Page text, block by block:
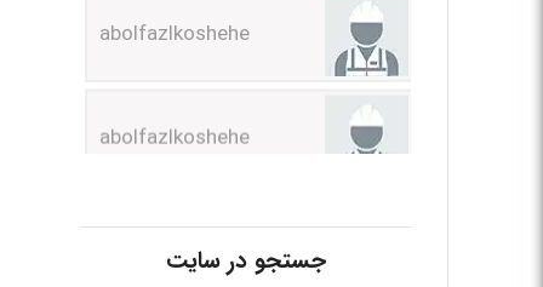
abolfazlkoshehe
A.balandeh
جستجو در سایت